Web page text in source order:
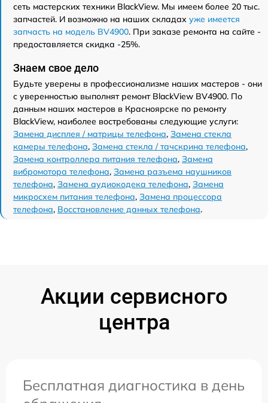
сеть мастерских техники BlackView. Мы имеем более 20 тыс.
запчастей. И возможно на наших складах уже имеется
запчасть на модель BV4900. При заказе ремонта на сайте -
предоставляется скидка -25%.
Знаем свое дело
Будьте уверены в профессионализме наших мастеров - они
с уверенностью выполнят ремонт BlackView BV4900. По
данным наших мастеров в Красноярске по ремонту
BlackView, наиболее востребованы следующие услуги:
Замена дисплея / матрицы телефона, Замена стекла
камеры телефона, Замена стекла / тачскрина телефона,
Замена контроллера питания телефона, Замена
вибромотора телефона, Замена разъема наушников
телефона, Замена аудиокодека телефона, Замена
микросхем питания телефона, Замена процессора
телефона, Восстановление данных телефона.
Акции сервисного
центра
Бесплатная диагностика в день